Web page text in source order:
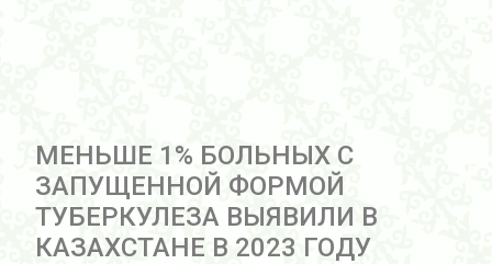
МЕНЬШЕ 1% БОЛЬНЫХ С
ЗАПУЩЕННОЙ ФОРМОЙ
ТУБЕРКУЛЕЗА ВЫЯВИЛИ В
КАЗАХСТАНЕ В 2023 ГОДУ